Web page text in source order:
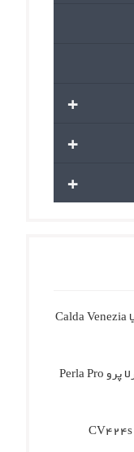
+
+
+
پکیج بوتان مدل کالدا ونزیا Calda Venezia
پکیج دیواری بوتان مدل پرلا پرو Perla Pro